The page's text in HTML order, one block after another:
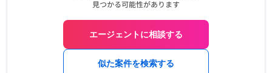
エージェントに相談する
似た案件を検索する